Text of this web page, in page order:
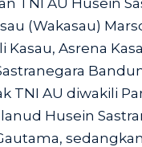
(Wakasau)
Kasau, Asrena
TNI AU diwakili
Husein